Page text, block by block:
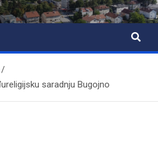
saradnju Bugojno